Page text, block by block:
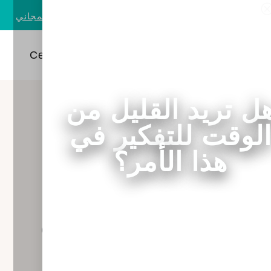
قم بتنزيل دليل المعلومات المجاني
تريد القليل من
الوقت للتفكير في
هذا الأمر؟
كل ما تحتاج
لمعرفته حول
التهاب الحلق و
الستربسيلز في